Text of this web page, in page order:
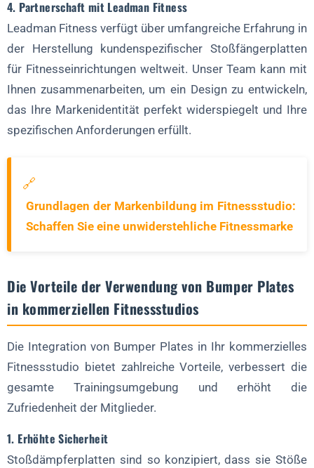
4. Partnerschaft mit Leadman Fitness
Leadman Fitness verfügt über umfangreiche Erfahrung in
der Herstellung kundenspezifischer Stoßfängerplatten
für Fitnesseinrichtungen weltweit. Unser Team kann mit
Ihnen zusammenarbeiten, um ein Design zu entwickeln,
das Ihre Markenidentität perfekt widerspiegelt und Ihre
spezifischen Anforderungen erfüllt.
🔗
Grundlagen der Markenbildung im Fitnessstudio:
Schaffen Sie eine unwiderstehliche Fitnessmarke
Die Vorteile der Verwendung von Bumper Plates
in kommerziellen Fitnessstudios
Die Integration von Bumper Plates in Ihr kommerzielles
Fitnessstudio bietet zahlreiche Vorteile, verbessert die
gesamte Trainingsumgebung und erhöht die
Zufriedenheit der Mitglieder.
1. Erhöhte Sicherheit
Stoßdämpferplatten sind so konzipiert, dass sie Stöße